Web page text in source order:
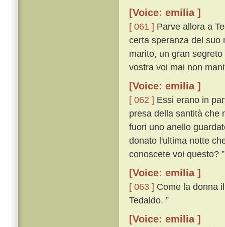
[Voice: emilia ]
[ 061 ] Parve allora a
certa speranza del suo
marito, un gran
vostra voi mai non
[Voice: emilia ]
[ 062 ] Essi erano in
presa della santità che
fuori uno anello
donato l'ultima notte
conoscete voi questo? ”
[Voice: emilia ]
[ 063 ] Come la donna
Tedaldo. ”
[Voice: emilia ]